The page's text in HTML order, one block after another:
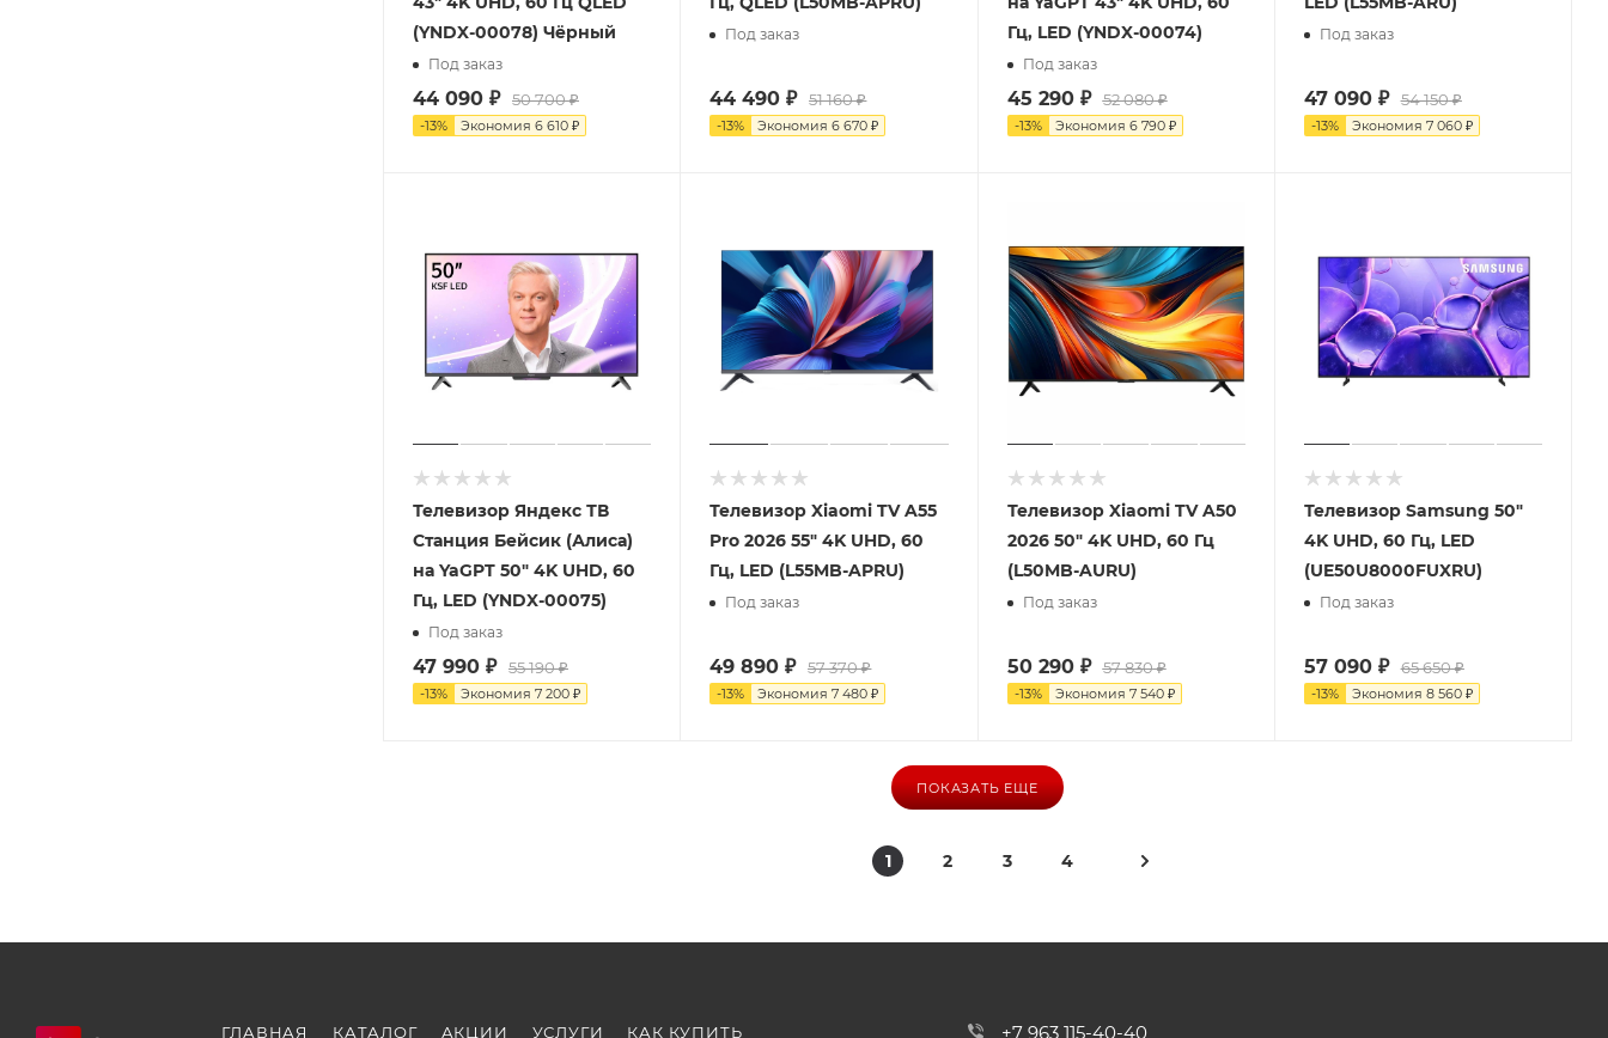
(YNDX-00078) Чёрный
Под заказ
44 090 ₽ 50 700₽
-13% Экономия 6 610 ₽
Под заказ
44 490 ₽ 51 160₽
-13% Экономия6 670 ₽
Гц, LED (YNDX-00074)
Под заказ
45 290₽ 52 080₽
-13% Экономия 6 790₽
Под заказ
47 090₽ 54 150₽
-13% Экономия 7 060₽
Телевизор Яндекс ТВ
Станция Бейсик (Алиса)
на YaGPT 50" 4K UHD, 60
Гц, LED (YNDX-00075)
Под заказ
47 990 ₽ 55 190₽
-13% Экономия 7 200 ₽
Телевизор Xiaomi TV A55
Pro 2026 55" 4K UHD, 60
Гц, LED (L55MB-APRU)
Под заказ
49 890 ₽ 57 370₽
-13% Экономия7 480 ₽
Телевизор Xiaomi TV A50
2026 50" 4K UHD, 60 Гц
(L50MB-AURU)
Под заказ
50 290₽ 57 830₽
-13% Экономия 7 540₽
Телевизор Samsung 50"
4K UHD, 60 Гц, LED
(UE50U8000FUXRU)
Под заказ
57 090₽ 65 650₽
-13% Экономия 8 560₽
ПОКАЗАТЬ ЕЩЕ
1 2 3 4
ГЛАВНАЯ КАТАЛОГ АКЦИИ УСЛУГИ КАК КУПИТЬ +7 963 115-40-40